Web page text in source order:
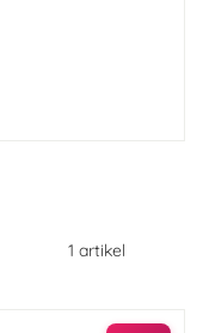
1 artikel